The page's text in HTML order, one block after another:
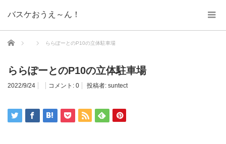
バスケおうえ～ん！
ホーム ららぽーとのP10の立体駐車場
ららぽーとのP10の立体駐車場
2022/9/24 コメント: 0 投稿者: suntect